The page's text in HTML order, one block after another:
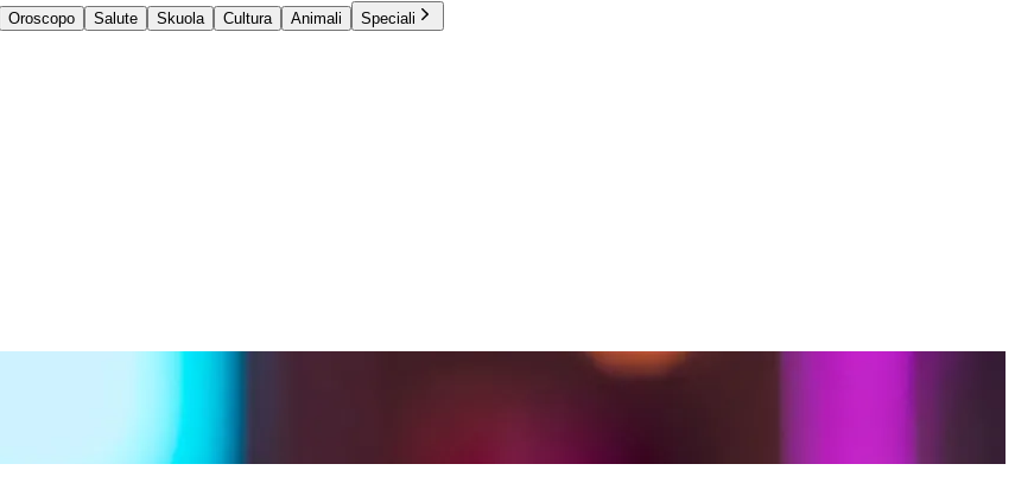
Oroscopo Salute Skuola Cultura Animali
Speciali